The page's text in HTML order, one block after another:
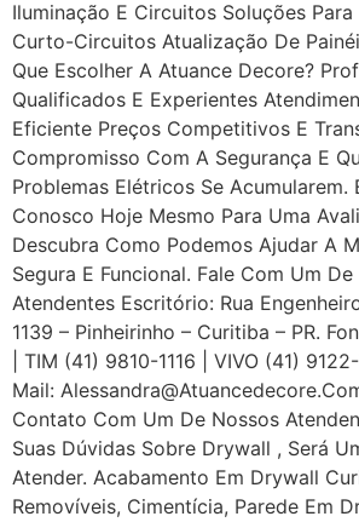
Iluminação E Circuitos Soluções
Curto-Circuitos Atualização De
Que Escolher A Atuance Decore?
Qualificados E Experientes
Eficiente Preços Competitivos E
Compromisso Com A Segurança E
Problemas Elétricos Se Acumularem.
Conosco Hoje Mesmo Para Uma
Descubra Como Podemos Ajudar A
Segura E Funcional. Fale Com Um
Atendentes Escritório: Rua
1139 – Pinheirinho – Curitiba – PR.
| TIM (41) 9810-1116 | VIVO (41)
Mail:
Contato Com Um De Nossos
Suas Dúvidas Sobre Drywall ‎, Será
Atender. Acabamento Em Drywall
Removíveis, Cimentícia, Parede Em